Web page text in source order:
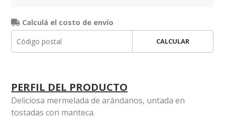
Calculá el costo de envío
CALCULAR
PERFIL DEL PRODUCTO
Deliciosa mermelada de arándanos, untada en
tostadas con manteca.